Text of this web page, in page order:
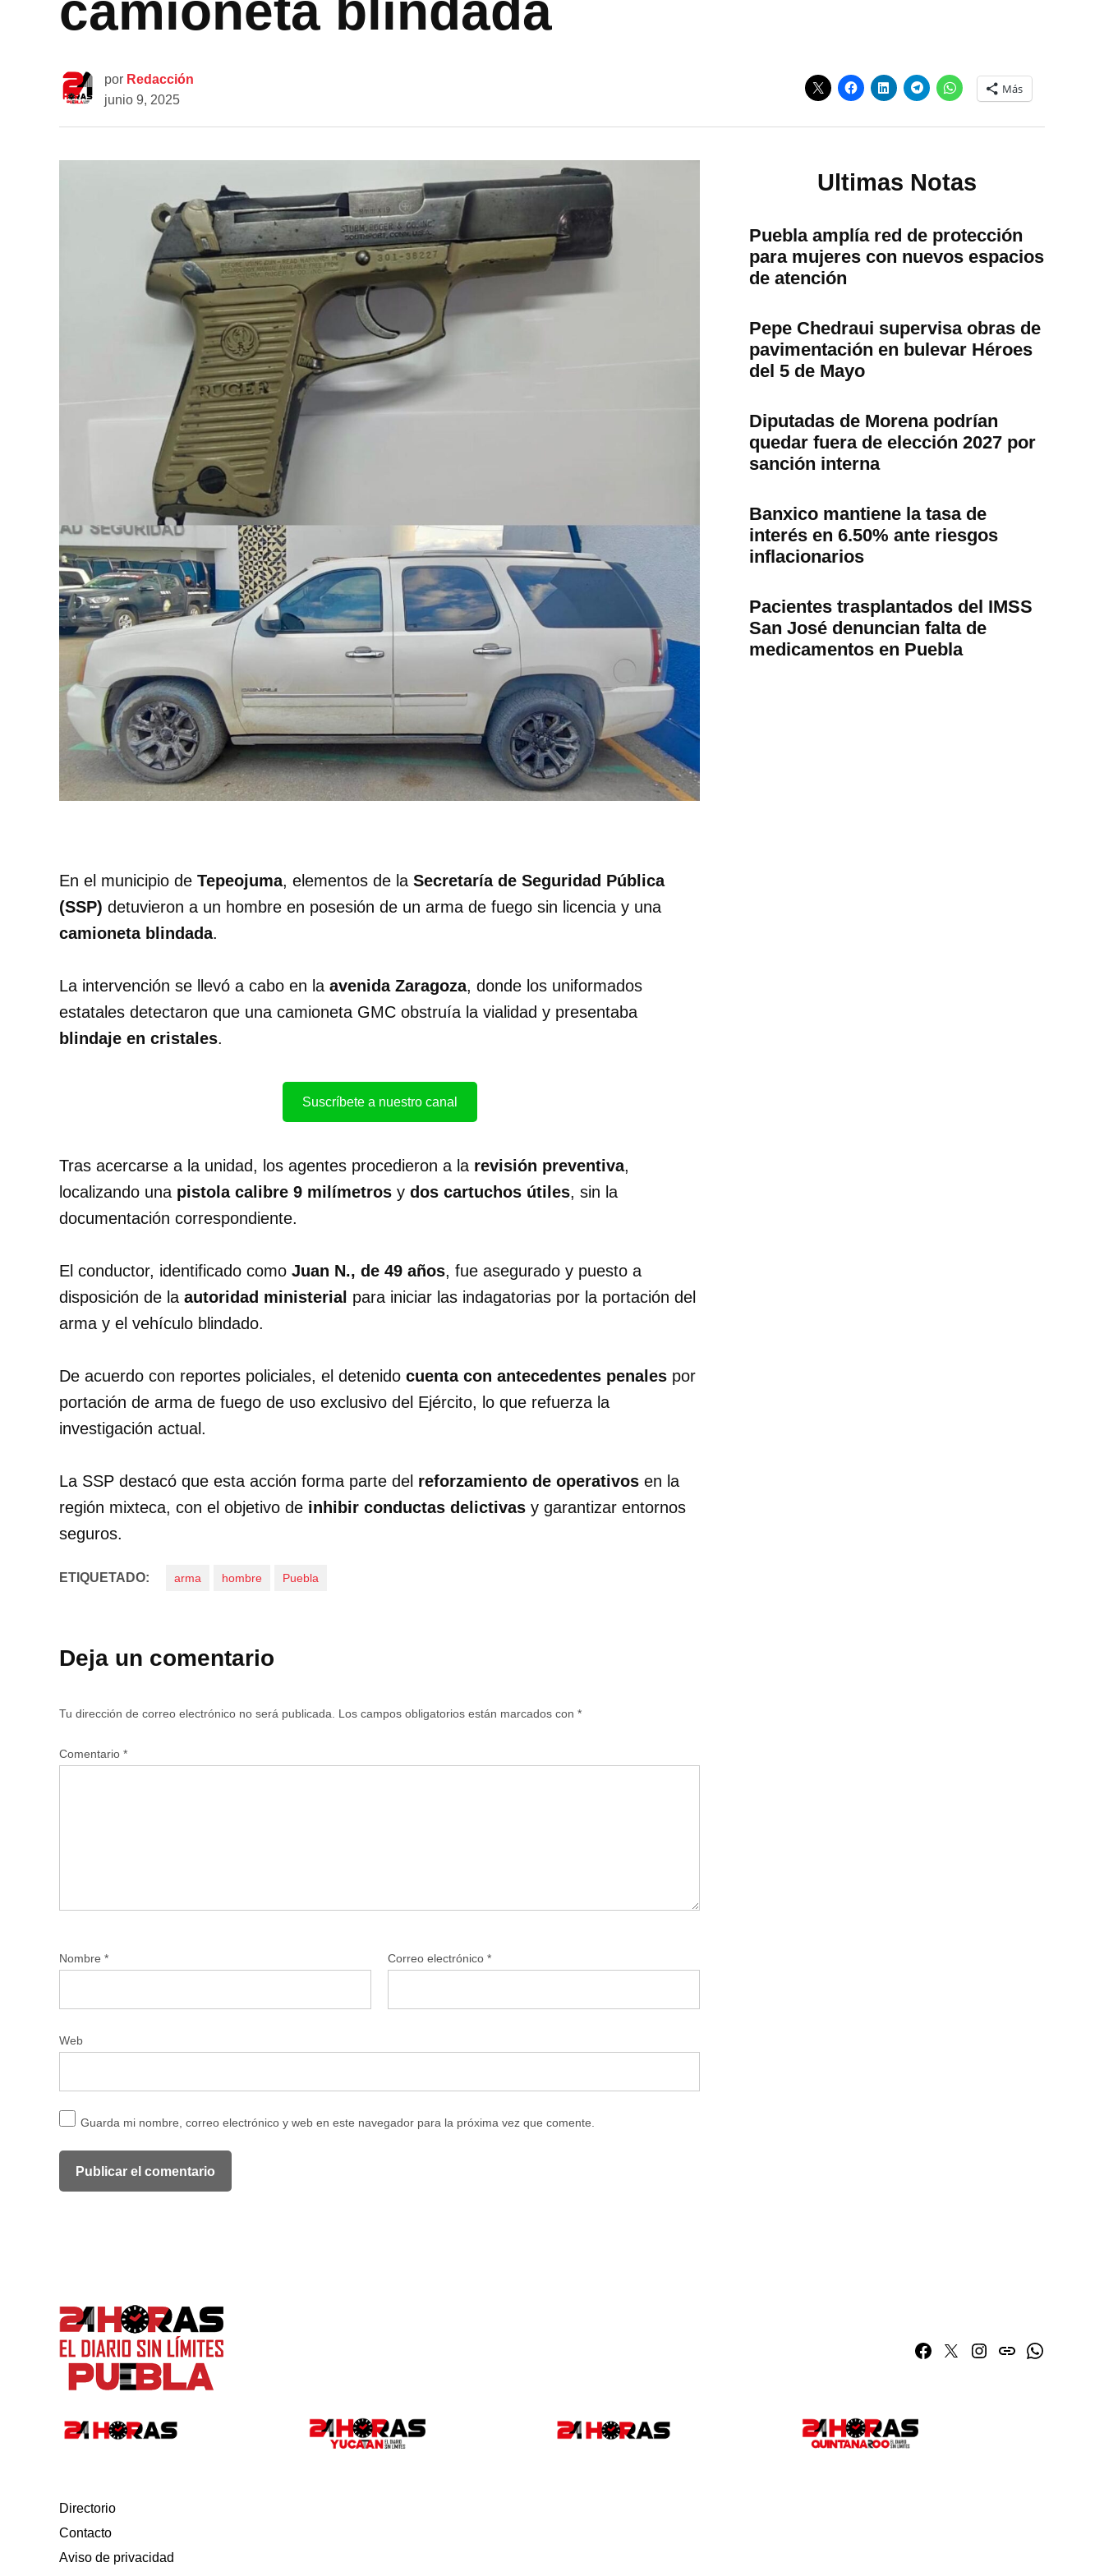
por Redacción
junio 9, 2025
Más
En el municipio de Tepeojuma, elementos de la Secretaría de Seguridad Pública
(SSP) detuvieron a un hombre en posesión de un arma de fuego sin licencia y una
camioneta blindada.
La intervención se llevó a cabo en la avenida Zaragoza, donde los uniformados
estatales detectaron que una camioneta GMC obstruía la vialidad y presentaba
blindaje en cristales.
Suscríbete a nuestro canal
Tras acercarse a la unidad, los agentes procedieron a la revisión preventiva,
localizando una pistola calibre 9 milímetros y dos cartuchos útiles, sin la
documentación correspondiente.
El conductor, identificado como Juan N., de 49 años, fue asegurado y puesto a
disposición de la autoridad ministerial para iniciar las indagatorias por la portación del
arma y el vehículo blindado.
De acuerdo con reportes policiales, el detenido cuenta con antecedentes penales por
portación de arma de fuego de uso exclusivo del Ejército, lo que refuerza la
investigación actual.
La SSP destacó que esta acción forma parte del reforzamiento de operativos en la
región mixteca, con el objetivo de inhibir conductas delictivas y garantizar entornos
seguros.
ETIQUETADO: arma hombre Puebla
Deja un comentario
Tu dirección de correo electrónico no será publicada. Los campos obligatorios están marcados con *
Comentario *
Nombre * Correo electrónico *
Web
Guarda mi nombre, correo electrónico y web en este navegador para la próxima vez que comente.
Ultimas Notas
Puebla amplía red de protección
para mujeres con nuevos espacios
de atención
Pepe Chedraui supervisa obras de
pavimentación en bulevar Héroes
del 5 de Mayo
Diputadas de Morena podrían
quedar fuera de elección 2027 por
sanción interna
Banxico mantiene la tasa de
interés en 6.50% ante riesgos
inflacionarios
Pacientes trasplantados del IMSS
San José denuncian falta de
medicamentos en Puebla
Facebook
TwitterInstagram
issuuWhatsapp
Directorio
Contacto
Aviso de privacidad